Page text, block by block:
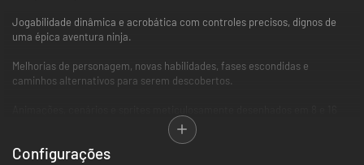
Jogabilidade dinâmica e acrobática com controles precisos, dignos de
uma épica aventura ninja.
Melhorias de personagem, novas habilidades, fases escondidas e
caminhos alternativos para serem descobertos.
Um elenco memorável de vilões, chefões e aliados incomuns.
Configurações